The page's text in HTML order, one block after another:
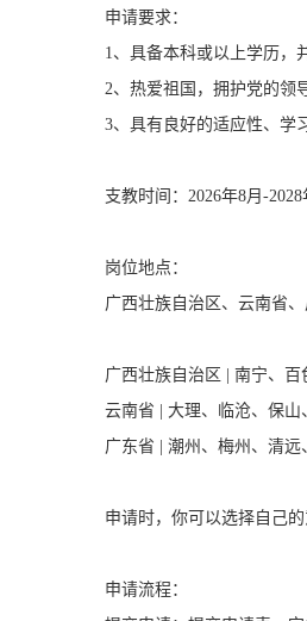
申请要求：
1、具备本科或以上学历，
2、热爱祖国，拥护党的领
3、具有良好的适应性、学
支教时间：2026年8月-2028
岗位地点：
广西壮族自治区、云南省
广西壮族自治区 | 南宁、百
云南省 | 大理、临沧、保山
广东省 | 潮州、梅州、清远
申请时，你可以选择自己
申请流程：